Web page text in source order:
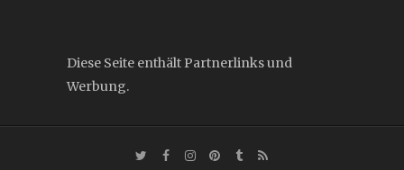
Diese Seite enthält Partnerlinks und
Werbung.